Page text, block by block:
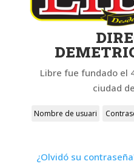
Libre fue fundado el
ciudad
¿Olvidó su